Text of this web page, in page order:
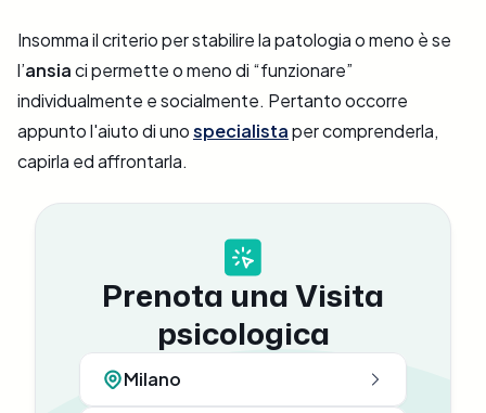
Insomma il criterio per stabilire la patologia o meno è se
l’ansiaci permette o meno di “funzionare”
individualmente e socialmente. Pertanto occorre
appunto l'aiuto di unospecialistaper comprenderla,
capirla ed affrontarla.
Prenota una Visita
psicologica
Milano